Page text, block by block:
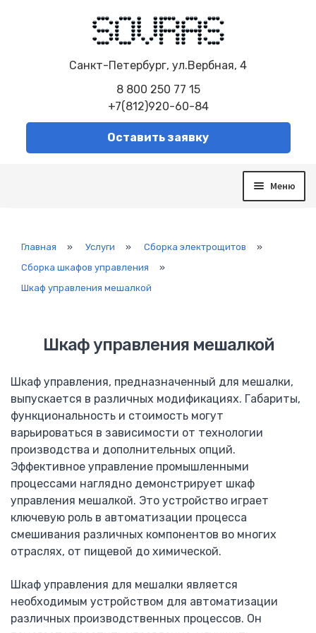
Санкт-Петербург, ул.Вербная, 4
8 800 250 77 15
+7(812)920-60-84
Оставить заявку
Меню
Сборка электрощитов
Автоматизированная система управления
Диспетчеризация
Программирование контроллеров
Установка электрощита
Каталог
Mitsubishi Electric
ПЛК FX
Автоматические выключатели F, AE
Тепловые реле TH-N
Контактор MS-N
Преобразователь частоты F-A840
Главная » Услуги » Сборка электрощитов
»
Сборка шкафов управления
»
Шкаф управления мешалкой
Шкаф управления мешалкой
Шкаф управления, предназначенный для мешалки,
выпускается в различных модификациях. Габариты,
функциональность и стоимость могут
варьироваться в зависимости от технологии
производства и дополнительных опций.
Эффективное управление промышленными
процессами наглядно демонстрирует шкаф
управления мешалкой. Это устройство играет
ключевую роль в автоматизации процесса
смешивания различных компонентов во многих
отраслях, от пищевой до химической.
Шкаф управления для мешалки является
необходимым устройством для автоматизации
различных производственных процессов. Он